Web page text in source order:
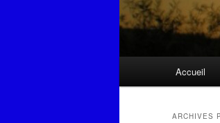
Accueil
ARCHIVES